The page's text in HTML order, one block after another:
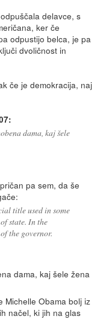
delavce, s
ker če
odpustijo belca, je pa
dvoličnost in
če je demokracija, naj
dama, kaj šele
pa sem, da še
title used in some
state. In the
the governor.
dama, kaj šele žena
Michelle Obama bolj iz
načel, ki jih na glas